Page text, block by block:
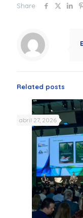
Share
Related posts
abril 27, 2026